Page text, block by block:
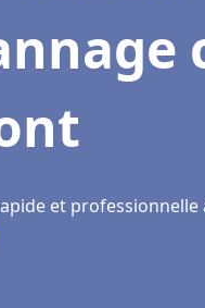
et professionnelle